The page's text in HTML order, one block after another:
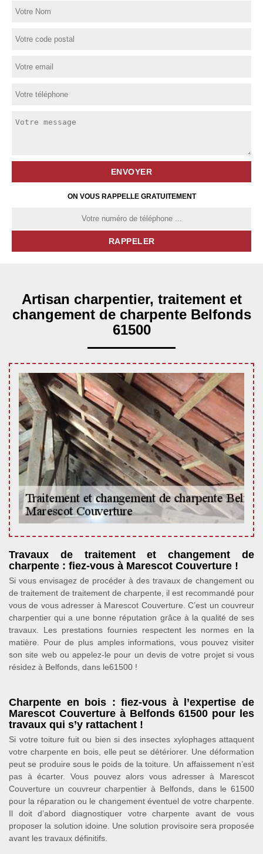
ON VOUS RAPPELLE GRATUITEMENT
Artisan charpentier, traitement et
changement de charpente Belfonds
61500
Travaux de traitement et changement de
charpente : fiez-vous à Marescot Couverture !
Si vous envisagez de procéder à des travaux de changement ou
de traitement de traitement de charpente, il est recommandé pour
vous de vous adresser à Marescot Couverture. C’est un couvreur
charpentier qui a une bonne réputation grâce à la qualité de ses
travaux. Les prestations fournies respectent les normes en la
matière. Pour de plus amples informations, vous pouvez visiter
son site web ou appelez-le pour un devis de votre projet si vous
résidez à Belfonds, dans le61500 !
Charpente en bois : fiez-vous à l’expertise de
Marescot Couverture à Belfonds 61500 pour les
travaux qui s’y rattachent !
Si votre toiture fuit ou bien si des insectes xylophages attaquent
votre charpente en bois, elle peut se détériorer. Une déformation
peut se produire sous le poids de la toiture. Un affaissement n’est
pas à écarter. Vous pouvez alors vous adresser à Marescot
Couverture un couvreur charpentier à Belfonds, dans le 61500
pour la réparation ou le changement éventuel de votre charpente.
Il doit d’abord diagnostiquer votre charpente avant de vous
proposer la solution idoine. Une solution provisoire sera proposée
avant les travaux définitifs.